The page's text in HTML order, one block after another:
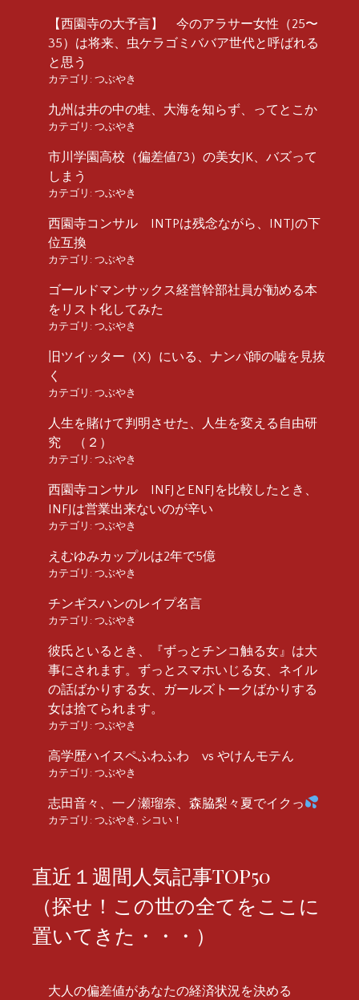
【西園寺の大予言】 今のアラサー女性（25〜
35）は将来、虫ケラゴミババア世代と呼ばれる
と思う
カテゴリ: つぶやき
九州は井の中の蛙、大海を知らず、ってとこか
カテゴリ: つぶやき
市川学園高校（偏差値73）の美女JK、バズって
しまう
カテゴリ: つぶやき
西園寺コンサル INTPは残念ながら、INTJの下
位互換
カテゴリ: つぶやき
ゴールドマンサックス経営幹部社員が勧める本
をリスト化してみた
カテゴリ: つぶやき
旧ツイッター（X）にいる、ナンパ師の嘘を見抜
く
カテゴリ: つぶやき
人生を賭けて判明させた、人生を変える自由研
究 （２）
カテゴリ: つぶやき
西園寺コンサル INFJとENFJを比較したとき、
INFJは営業出来ないのが辛い
カテゴリ: つぶやき
えむゆみカップルは2年で5億
カテゴリ: つぶやき
チンギスハンのレイプ名言
カテゴリ: つぶやき
彼氏といるとき、『ずっとチンコ触る女』は大
事にされます。ずっとスマホいじる女、ネイル
の話ばかりする女、ガールズトークばかりする
女は捨てられます。
カテゴリ: つぶやき
高学歴ハイスペふわふわ vs やけんモテん
カテゴリ: つぶやき
志田音々、一ノ瀬瑠奈、森脇梨々夏でイクっ
カテゴリ: つぶやき シコい！
直近１週間人気記事TOP50
（探せ！この世の全てをここに
置いてきた・・・）
大人の偏差値があなたの経済状況を決める